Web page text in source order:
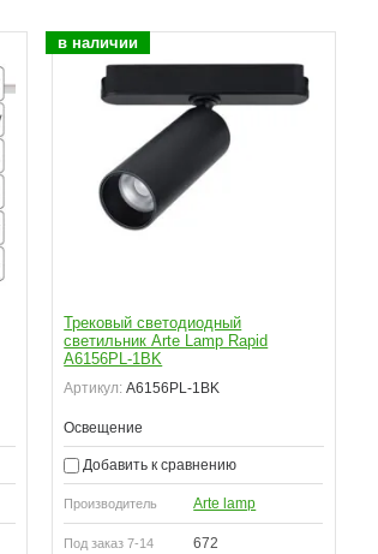
в наличии
Трековый светодиодный
светильник Arte Lamp Rapid
A6156PL-1BK
Артикул: A6156PL-1BK
Освещение
Добавить к сравнению
Производитель Arte lamp
Под заказ 7-14
672